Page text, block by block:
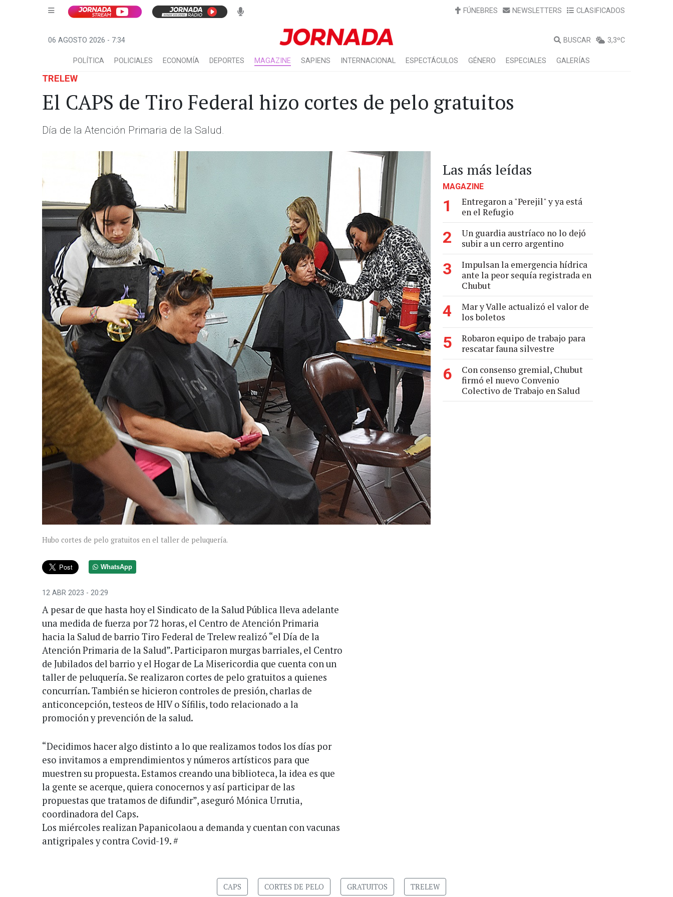
FÚNEBRES NEWSLETTERS CLASIFICADOS
06 AGOSTO 2026 - 7:34 BUSCAR 3,3ºC
POLÍTICA POLICIALES ECONOMÍA DEPORTES MAGAZINE SAPIENS INTERNACIONAL ESPECTÁCULOS GÉNERO ESPECIALES GALERÍAS
TRELEW
El CAPS de Tiro Federal hizo cortes de pelo gratuitos
Día de la Atención Primaria de la Salud.
Hubo cortes de pelo gratuitos en el taller de peluquería.
WhatsApp
12 ABR 2023 - 20:29
A pesar de que hasta hoy el Sindicato de la Salud Pública lleva adelante
una medida de fuerza por 72 horas, el Centro de Atención Primaria
hacia la Salud de barrio Tiro Federal de Trelew realizó “el Día de la
Atención Primaria de la Salud”. Participaron murgas barriales, el Centro
de Jubilados del barrio y el Hogar de La Misericordia que cuenta con un
taller de peluquería. Se realizaron cortes de pelo gratuitos a quienes
concurrían. También se hicieron controles de presión, charlas de
anticoncepción, testeos de HIV o Sífilis, todo relacionado a la
promoción y prevención de la salud.
“Decidimos hacer algo distinto a lo que realizamos todos los días por
eso invitamos a emprendimientos y números artísticos para que
muestren su propuesta. Estamos creando una biblioteca, la idea es que
la gente se acerque, quiera conocernos y así participar de las
propuestas que tratamos de difundir”, aseguró Mónica Urrutia,
coordinadora del Caps.
Los miércoles realizan Papanicolaou a demanda y cuentan con vacunas
antigripales y contra Covid-19. #
Las más leídas
MAGAZINE
1
Entregaron a "Perejil" y ya está
en el Refugio
2
Un guardia austríaco no lo dejó
subir a un cerro argentino
3
Impulsan la emergencia hídrica
ante la peor sequía registrada en
Chubut
4
Mar y Valle actualizó el valor de
los boletos
5
Robaron equipo de trabajo para
rescatar fauna silvestre
6
Con consenso gremial, Chubut
firmó el nuevo Convenio
Colectivo de Trabajo en Salud
CAPS CORTES DE PELO GRATUITOS TRELEW